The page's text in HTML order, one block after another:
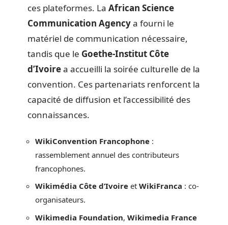
ces plateformes. La African Science
Communication Agencya fourni le
matériel de communication nécessaire,
tandis que le Goethe-Institut Côte
d’Ivoirea accueilli la soirée culturelle de la
convention. Ces partenariats renforcent la
capacité de diffusion et l’accessibilité des
connaissances.
WikiConvention Francophone :
rassemblement annuel des contributeurs
francophones.
Wikimédia Côte d’Ivoire et WikiFranca : co-
organisateurs.
Wikimedia Foundation, Wikimedia France